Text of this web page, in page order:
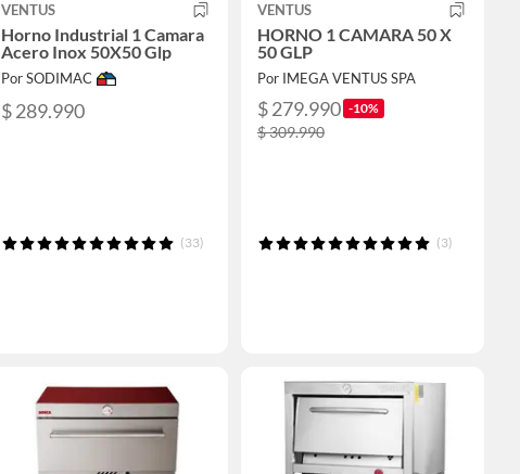
VENTUS
Horno Industrial 1 Camara
Acero Inox 50X50 Glp
Por SODIMAC
$ 289.990
(33)
VENTUS
HORNO 1 CAMARA 50 X
50 GLP
Por IMEGA VENTUS SPA
$ 279.990 -10%
$ 309.990
(3)